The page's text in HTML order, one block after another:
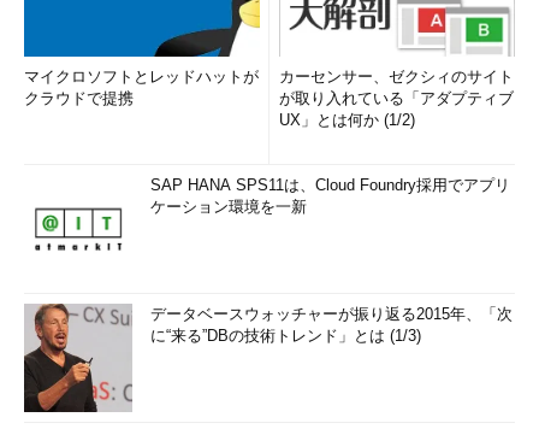
マイクロソフトとレッドハットが
クラウドで提携
カーセンサー、ゼクシィのサイト
が取り入れている「アダプティブ
UX」とは何か (1/2)
SAP HANA SPS11は、Cloud Foundry採用でアプリ
ケーション環境を一新
データベースウォッチャーが振り返る2015年、「次
に“来る”DBの技術トレンド」とは (1/3)